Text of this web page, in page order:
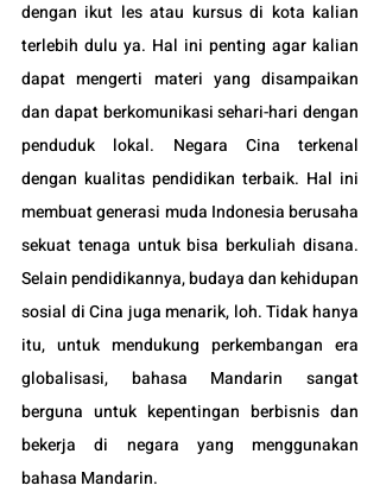
dengan ikut les atau kursus di kota kalian
terlebih dulu ya. Hal ini penting agar kalian
dapat mengerti materi yang disampaikan
dan dapat berkomunikasi sehari-hari dengan
penduduk lokal. Negara Cina terkenal
dengan kualitas pendidikan terbaik. Hal ini
membuat generasi muda Indonesia berusaha
sekuat tenaga untuk bisa berkuliah disana.
Selain pendidikannya, budaya dan kehidupan
sosial di Cina juga menarik, loh. Tidak hanya
itu, untuk mendukung perkembangan era
globalisasi, bahasa Mandarin sangat
berguna untuk kepentingan berbisnis dan
bekerja di negara yang menggunakan
bahasa Mandarin.